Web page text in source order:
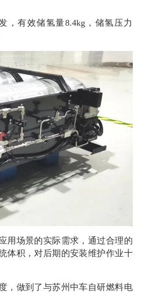
，有效储氢量8.4kg，储氢压力
用场景的实际需求，通过合理的
体积，对后期的安装维护作业十
，做到了与苏州中车自研燃料电